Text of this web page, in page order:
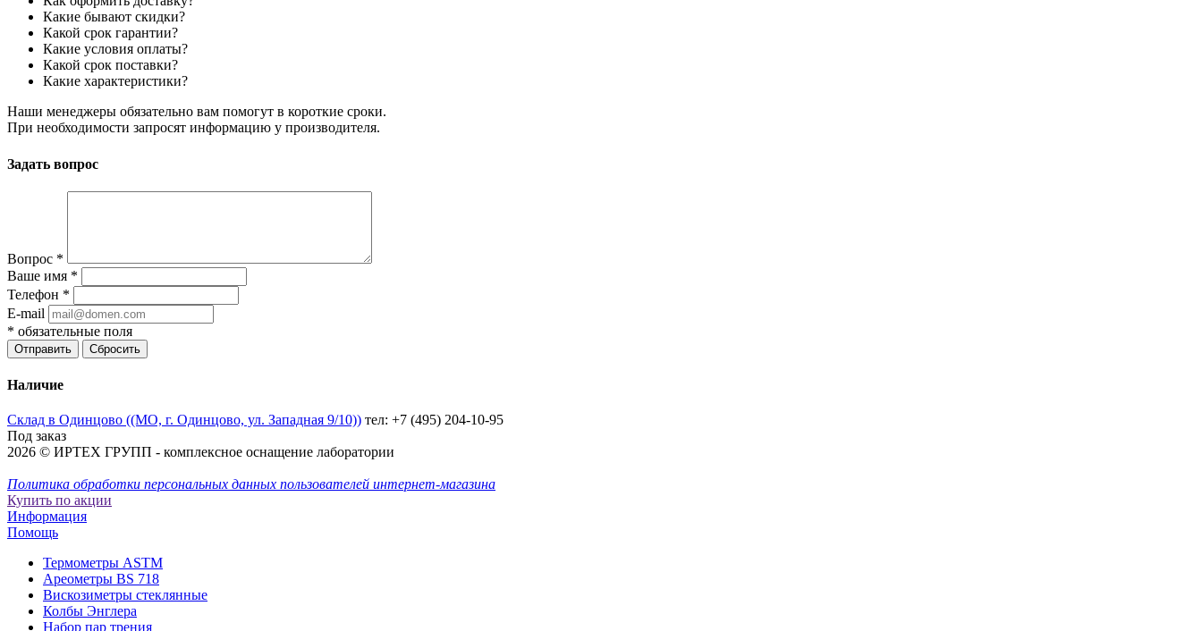
Какие бывают скидки?
Какой срок гарантии?
Какие условия оплаты?
Какой срок поставки?
Какие характеристики?
Наши менеджеры обязательно вам помогут в короткие сроки.
При необходимости запросят информацию у производителя.
Задать вопрос
Вопрос *
Ваше имя *
Телефон *
E-mail
* обязательные поля
Отправить Сбросить
Наличие
Склад в Одинцово ((МО, г. Одинцово, ул. Западная 9/10)) тел: +7 (495) 204-10-95
Под заказ
2026 © ИРТЕХ ГРУПП - комплексное оснащение лаборатории
Политика обработки персональных данных пользователей интернет-магазина
Купить по акции
Информация
Помощь
Термометры ASTM
Ареометры BS 718
Вискозиметры стеклянные
Колбы Энглера
Набор пар трения